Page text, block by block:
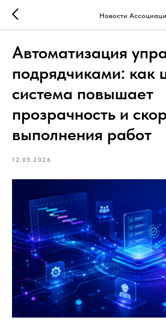
Новости
Автоматизация
подрядчиками: как
система повышает
прозрачность и
выполнения работ
12.05.2026